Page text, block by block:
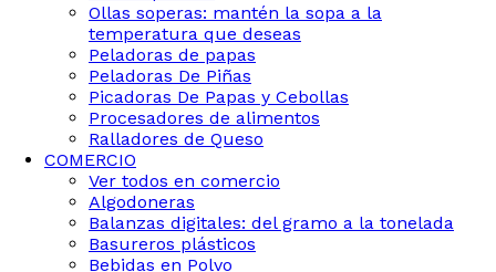
Ollas soperas: mantén la sopa a la
temperatura que deseas
Peladoras de papas
Peladoras De Piñas
Picadoras De Papas y Cebollas
Procesadores de alimentos
Ralladores de Queso
COMERCIO
Ver todos en comercio
Algodoneras
Balanzas digitales: del gramo a la tonelada
Basureros plásticos
Bebidas en Polvo